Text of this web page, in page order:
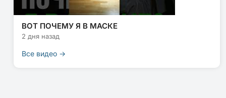
ВОТ ПОЧЕМУ Я В МАСКЕ
2 дня назад
Все видео →